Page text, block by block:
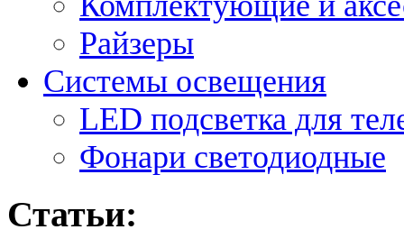
Райзеры
Системы освещения
LED подсветка для
Фонари светодиодные
Статьи: